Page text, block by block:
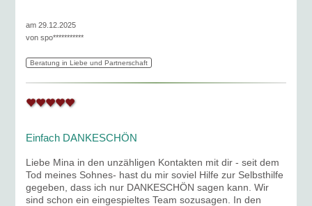
am 29.12.2025
vonspo***********
Beratung in Liebe und Partnerschaft
Einfach DANKESCHÖN
Liebe Mina in den unzähligen Kontakten mit dir - seit dem
Tod meines Sohnes- hast du mir soviel Hilfe zur Selbsthilfe
gegeben, dass ich nur DANKESCHÖN sagen kann. Wir
sind schon ein eingespieltes Team sozusagen. In den